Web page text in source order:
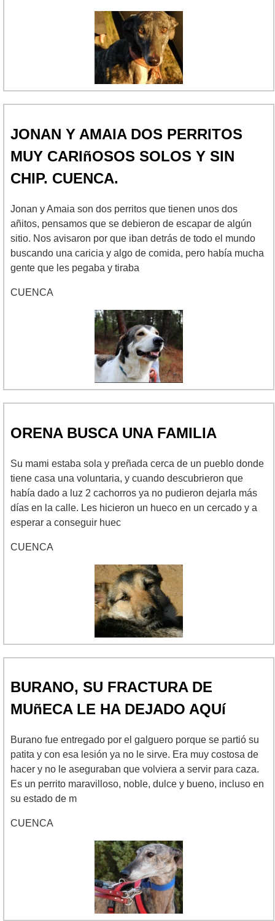
JONAN Y AMAIA DOS PERRITOS
MUY CARIñOSOS SOLOS Y SIN
CHIP. CUENCA.
Jonan y Amaia son dos perritos que tienen unos dos
añitos, pensamos que se debieron de escapar de algún
sitio. Nos avisaron por que iban detrás de todo el mundo
buscando una caricia y algo de comida, pero había mucha
gente que les pegaba y tiraba
CUENCA
ORENA BUSCA UNA FAMILIA
Su mami estaba sola y preñada cerca de un pueblo donde
tiene casa una voluntaria, y cuando descubrieron que
había dado a luz 2 cachorros ya no pudieron dejarla más
días en la calle. Les hicieron un hueco en un cercado y a
esperar a conseguir huec
CUENCA
BURANO, SU FRACTURA DE
MUñECA LE HA DEJADO AQUí
Burano fue entregado por el galguero porque se partió su
patita y con esa lesión ya no le sirve. Era muy costosa de
hacer y no le aseguraban que volviera a servir para caza.
Es un perrito maravilloso, noble, dulce y bueno, incluso en
su estado de m
CUENCA